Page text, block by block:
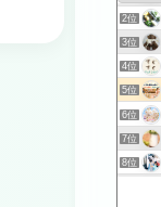
2位
3位
4位
5位
6位
7位
8位